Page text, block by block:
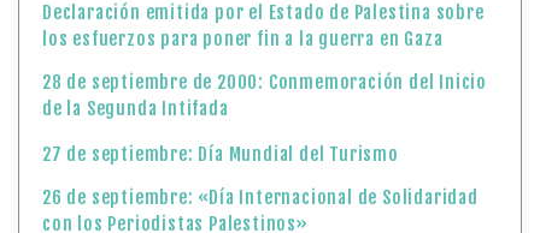
Declaración emitida por el Estado de Palestina sobre
los esfuerzos para poner fin a la guerra en Gaza
28 de septiembre de 2000: Conmemoración del Inicio
de la Segunda Intifada
27 de septiembre: Día Mundial del Turismo
26 de septiembre: «Día Internacional de Solidaridad
con los Periodistas Palestinos»